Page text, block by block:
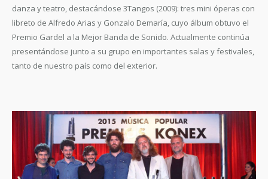
danza y teatro, destacándose 3Tangos (2009): tres mini óperas con
libreto de Alfredo Arias y Gonzalo Demaría, cuyo álbum obtuvo el
Premio Gardel a la Mejor Banda de Sonido. Actualmente continúa
presentándose junto a su grupo en importantes salas y festivales,
tanto de nuestro país como del exterior.